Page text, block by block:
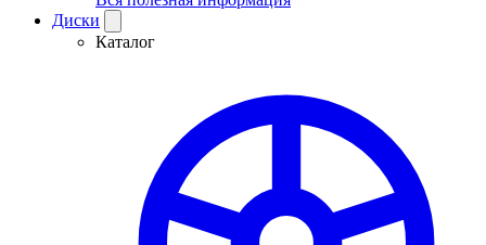
Диски
Каталог